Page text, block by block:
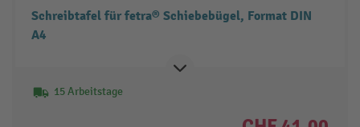
Schreibtafel für fetra® Schiebebügel, Format DIN
A4
15 Arbeitstage